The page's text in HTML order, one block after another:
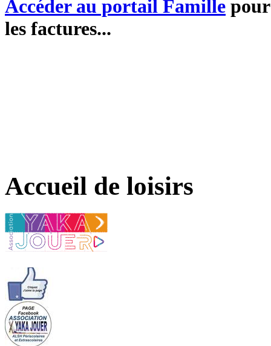
Accéder au portail Famille
les factures...
Accueil de loisirs